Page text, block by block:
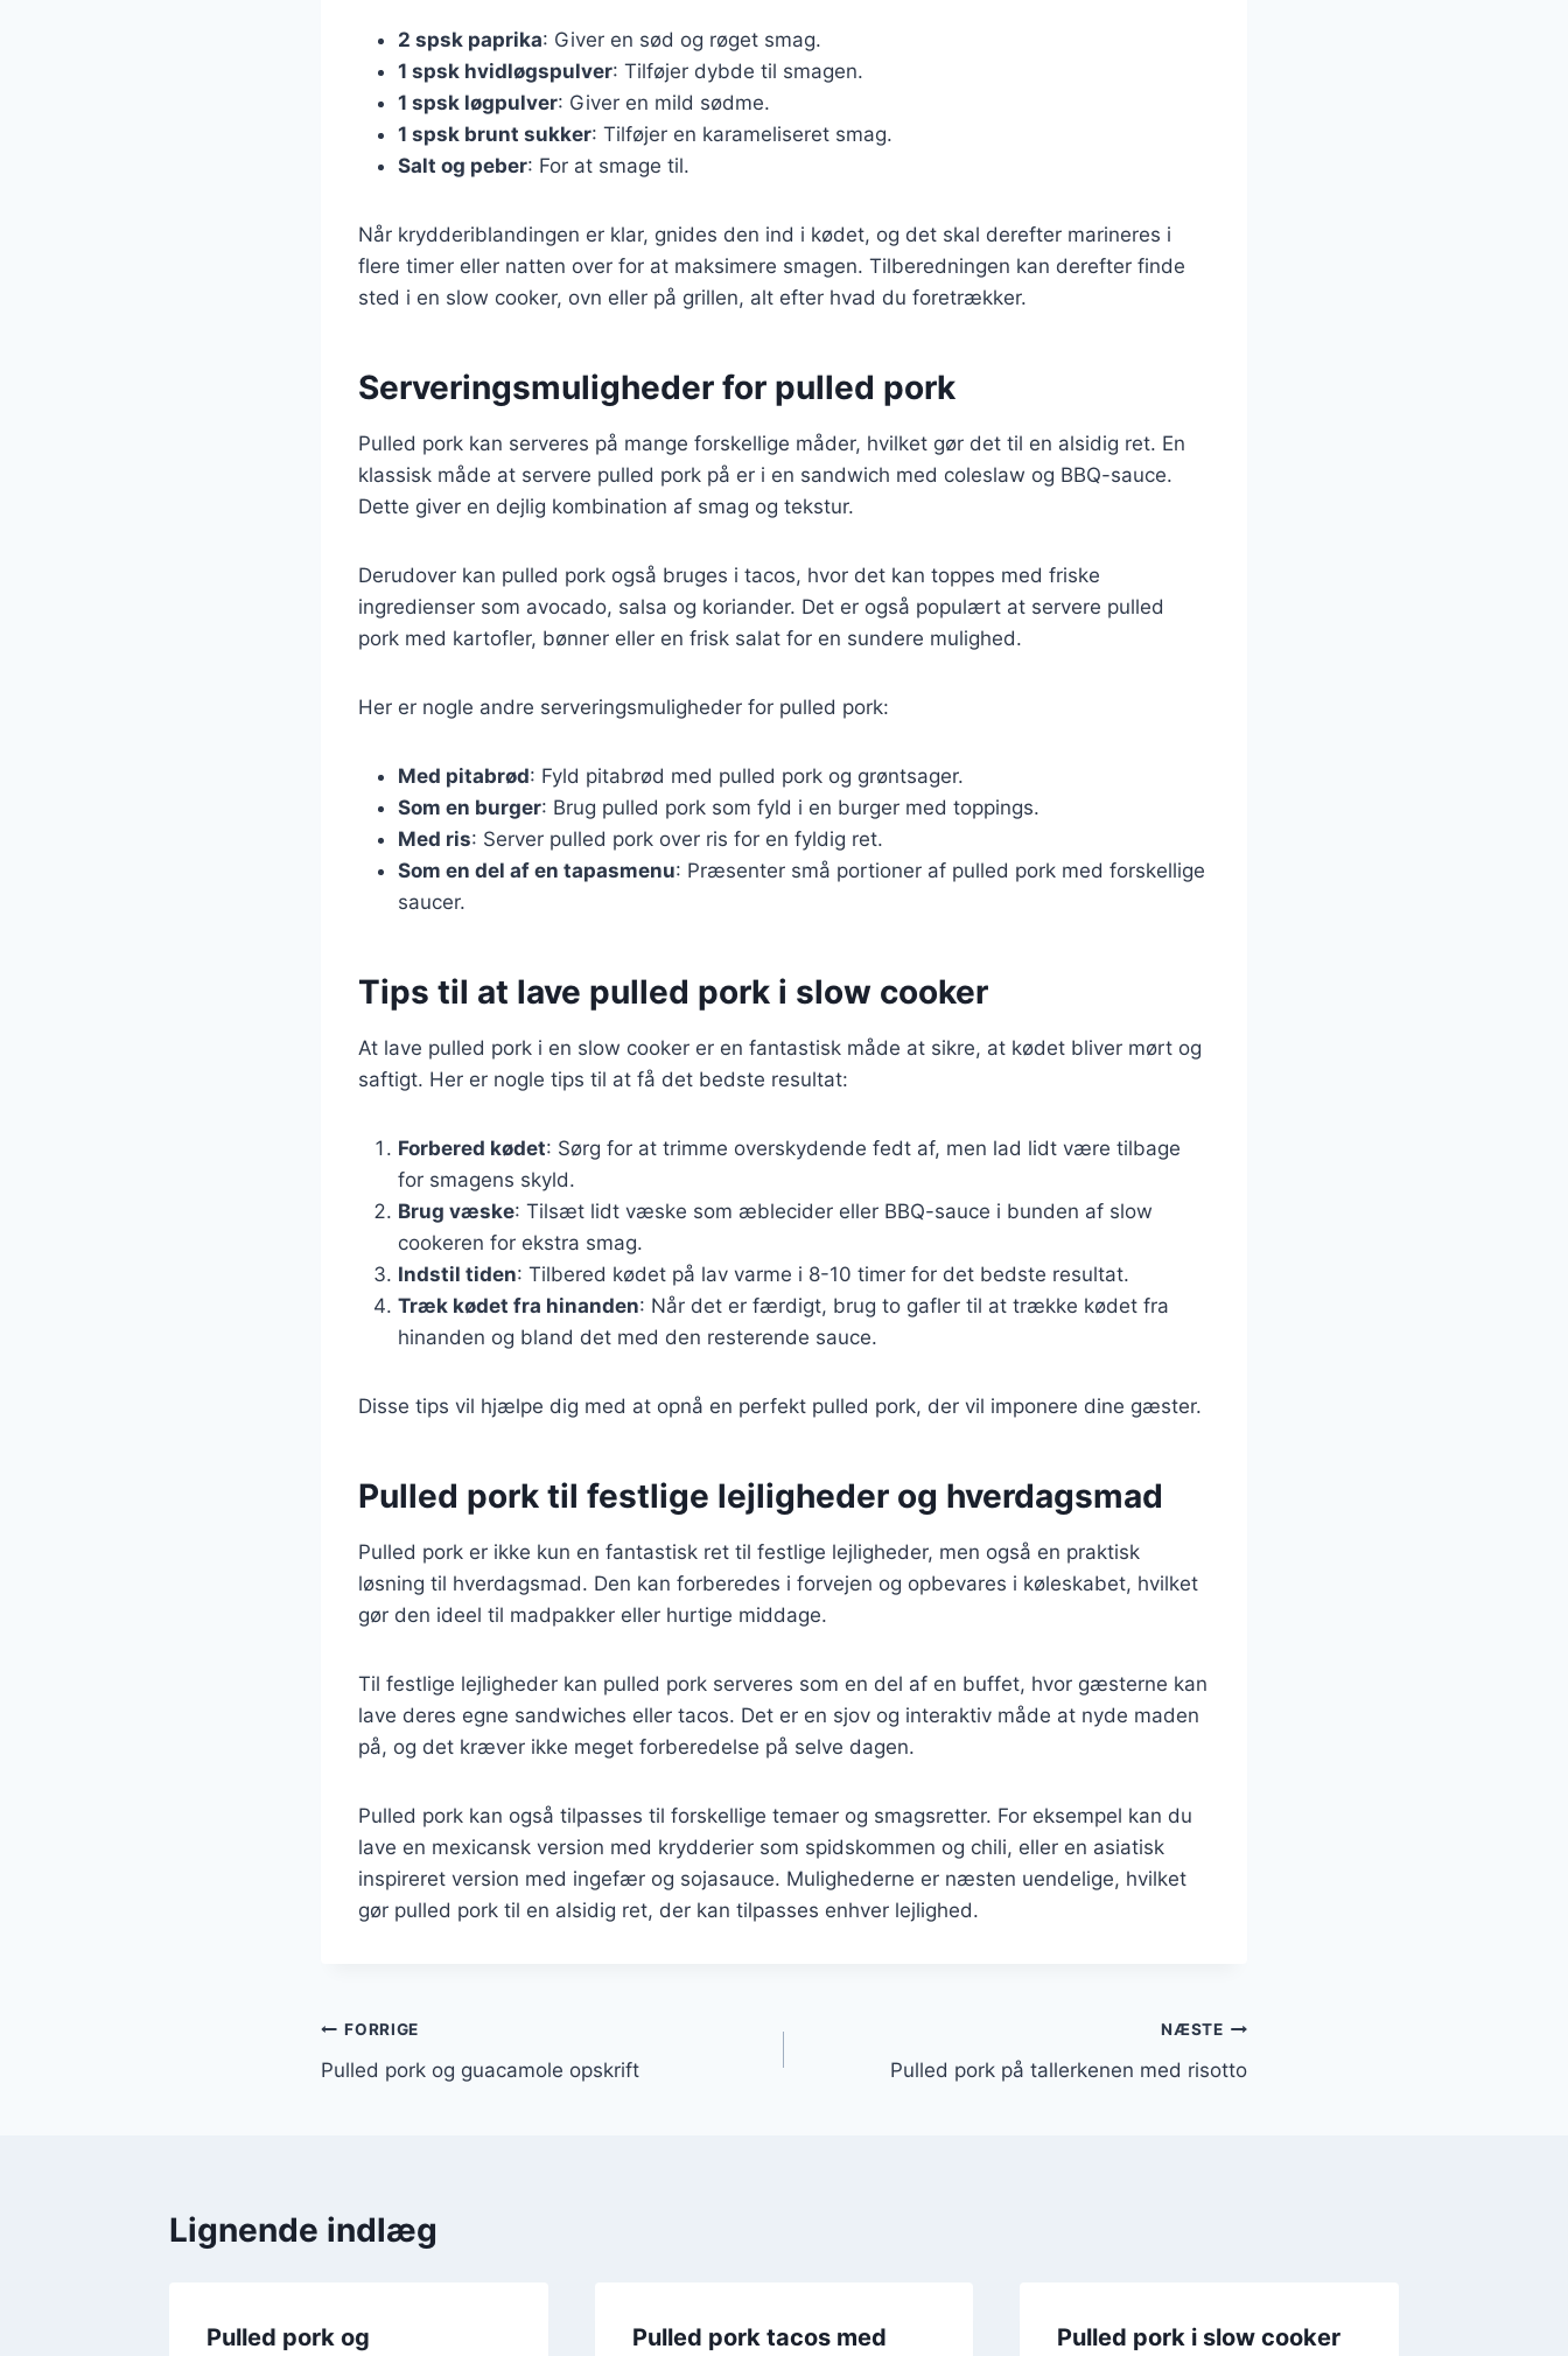
2 spsk paprika: Giver en sød og røget smag.
1 spsk hvidløgspulver: Tilføjer dybde til smagen.
1 spsk løgpulver: Giver en mild sødme.
1 spsk brunt sukker: Tilføjer en karameliseret smag.
Salt og peber: For at smage til.
Når krydderiblandingen er klar, gnides den ind i kødet, og det skal derefter marineres i
flere timer eller natten over for at maksimere smagen. Tilberedningen kan derefter finde
sted i en slow cooker, ovn eller på grillen, alt efter hvad du foretrækker.
Serveringsmuligheder for pulled pork
Pulled pork kan serveres på mange forskellige måder, hvilket gør det til en alsidig ret. En
klassisk måde at servere pulled pork på er i en sandwich med coleslaw og BBQ-sauce.
Dette giver en dejlig kombination af smag og tekstur.
Derudover kan pulled pork også bruges i tacos, hvor det kan toppes med friske
ingredienser som avocado, salsa og koriander. Det er også populært at servere pulled
pork med kartofler, bønner eller en frisk salat for en sundere mulighed.
Her er nogle andre serveringsmuligheder for pulled pork:
Med pitabrød: Fyld pitabrød med pulled pork og grøntsager.
Som en burger: Brug pulled pork som fyld i en burger med toppings.
Med ris: Server pulled pork over ris for en fyldig ret.
Som en del af en tapasmenu: Præsenter små portioner af pulled pork med forskellige
saucer.
Tips til at lave pulled pork i slow cooker
At lave pulled pork i en slow cooker er en fantastisk måde at sikre, at kødet bliver mørt og
saftigt. Her er nogle tips til at få det bedste resultat:
Forbered kødet: Sørg for at trimme overskydende fedt af, men lad lidt være tilbage
for smagens skyld.
Brug væske: Tilsæt lidt væske som æblecider eller BBQ-sauce i bunden af slow
cookeren for ekstra smag.
Indstil tiden: Tilbered kødet på lav varme i 8-10 timer for det bedste resultat.
Træk kødet fra hinanden: Når det er færdigt, brug to gafler til at trække kødet fra
hinanden og bland det med den resterende sauce.
Disse tips vil hjælpe dig med at opnå en perfekt pulled pork, der vil imponere dine gæster.
Pulled pork til festlige lejligheder og hverdagsmad
Pulled pork er ikke kun en fantastisk ret til festlige lejligheder, men også en praktisk
løsning til hverdagsmad. Den kan forberedes i forvejen og opbevares i køleskabet, hvilket
gør den ideel til madpakker eller hurtige middage.
Til festlige lejligheder kan pulled pork serveres som en del af en buffet, hvor gæsterne kan
lave deres egne sandwiches eller tacos. Det er en sjov og interaktiv måde at nyde maden
på, og det kræver ikke meget forberedelse på selve dagen.
Pulled pork kan også tilpasses til forskellige temaer og smagsretter. For eksempel kan du
lave en mexicansk version med krydderier som spidskommen og chili, eller en asiatisk
inspireret version med ingefær og sojasauce. Mulighederne er næsten uendelige, hvilket
gør pulled pork til en alsidig ret, der kan tilpasses enhver lejlighed.
Indlægsnavigation
FORRIGE
Pulled pork og guacamole opskrift
NÆSTE
Pulled pork på tallerkenen med risotto
Lignende indlæg
Pulled pork og Pulled pork tacos med Pulled pork i slow cooker